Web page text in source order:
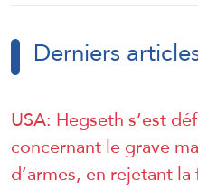
Derniers
USA: Hegseth s’est
concernant le grave
d’armes, en rejetant